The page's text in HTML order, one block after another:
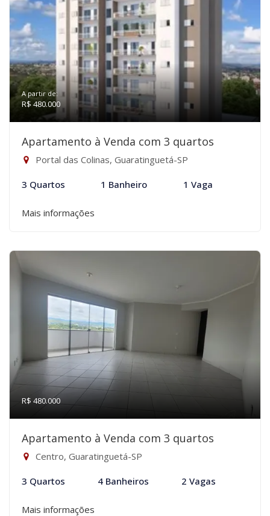
A partir de:
R$ 480.000
Apartamento à Venda com 3 quartos
Portal das Colinas, Guaratinguetá-SP
3 Quartos 1 Banheiro 1 Vaga
Mais informações
R$ 480.000
Apartamento à Venda com 3 quartos
Centro, Guaratinguetá-SP
3 Quartos 4 Banheiros 2 Vagas
Mais informações